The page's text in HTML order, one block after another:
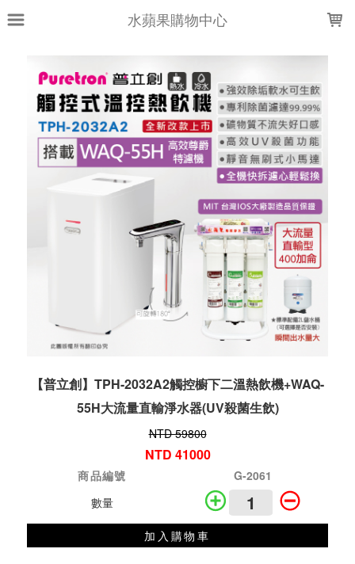
水蘋果購物中心
【普立創】TPH-2032A2觸控櫥下二溫熱飲機+WAQ-
55H大流量直輸淨水器(UV殺菌生飲)
NTD 59800
NTD 41000
商品編號
G-2061
數量
加入購物車